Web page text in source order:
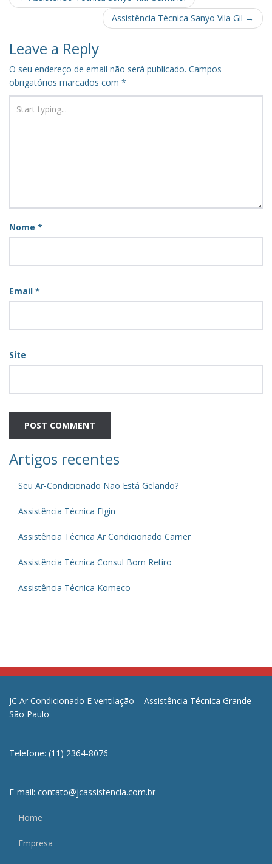
navigationAssistência Técnica Sanyo Vila Gil →
Leave a Reply
O seu endereço de email não será publicado. Campos
obrigatórios marcados com *
Nome *
Email *
Site
Artigos recentes
Seu Ar-Condicionado Não Está Gelando?
Assistência Técnica Elgin
Assistência Técnica Ar Condicionado Carrier
Assistência Técnica Consul Bom Retiro
Assistência Técnica Komeco
JC Ar Condicionado E ventilação – Assistência Técnica Grande
São Paulo
Telefone: (11) 2364-8076
E-mail: contato@jcassistencia.com.br
Home
Empresa